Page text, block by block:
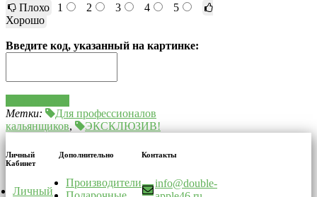
Плохо 1 2 3 4
5
Хорошо
Введите код, указанный на картинке:
Метки:
Для профессионалов
кальянщиков, ЭКСКЛЮЗИВ!
Личный
Кабинет
Личный
Дополнительно
Производители
Контакты
info@double-